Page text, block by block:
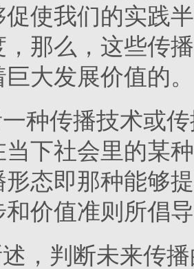
促使我们的实践
，那么，这些传
大发展价值的。
种传播技术或
当下社会里的某
形态即那种能够
和价值准则所倡
，判断未来传